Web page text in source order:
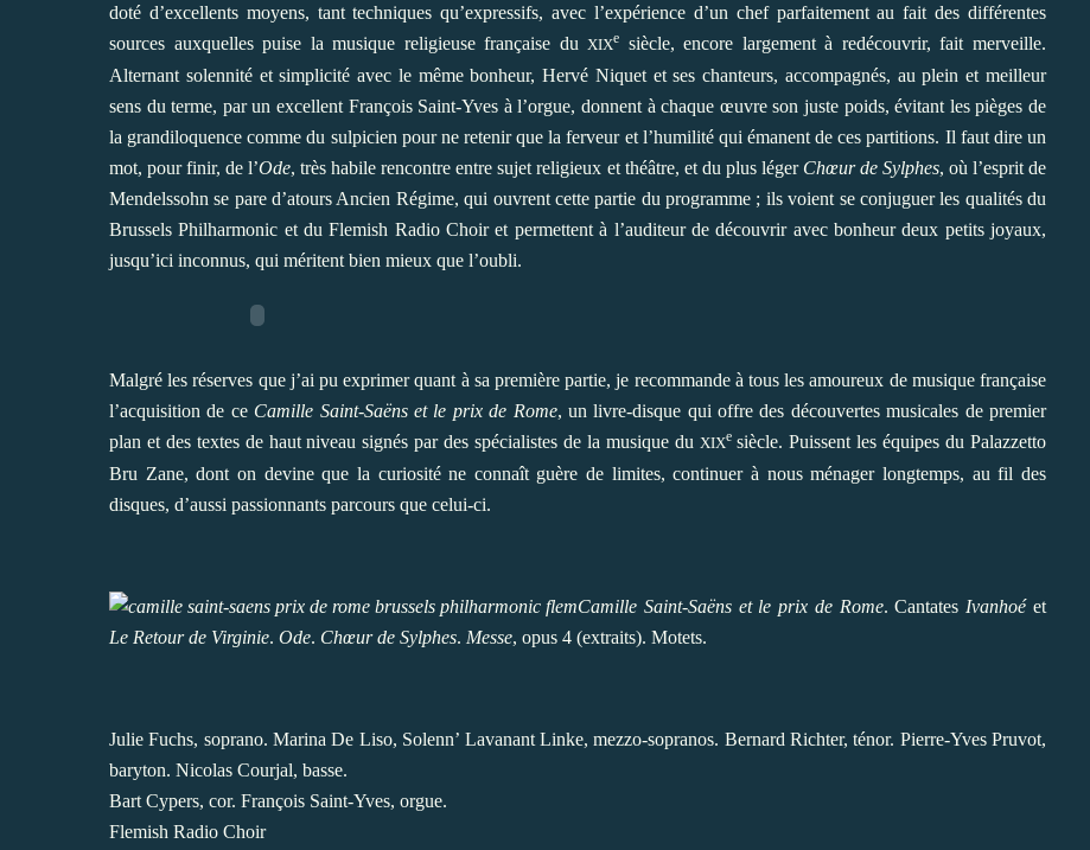
doté d’excellents moyens, tant techniques qu’expressifs, avec l’expérience d’un chef parfaitement au fait des différentes
sources auxquelles puise la musique religieuse française duXIXe siècle, encore largement à redécouvrir, fait merveille.
Alternant solennité et simplicité avec le même bonheur, Hervé Niquet et ses chanteurs, accompagnés, au plein et meilleur
sens du terme, par un excellent François Saint-Yves à l’orgue, donnent à chaque œuvre son juste poids, évitant les pièges de
la grandiloquence comme du sulpicien pour ne retenir que la ferveur et l’humilité qui émanent de ces partitions. Il faut dire un
mot, pour finir, de l’Ode, très habile rencontre entre sujet religieux et théâtre, et du plus léger Chœur de Sylphes, où l’esprit de
Mendelssohn se pare d’atours Ancien Régime, qui ouvrent cette partie du programme ; ils voient se conjuguer les qualités du
Brussels Philharmonic et du Flemish Radio Choir et permettent à l’auditeur de découvrir avec bonheur deux petits joyaux,
jusqu’ici inconnus, qui méritent bien mieux que l’oubli.
Malgré les réserves que j’ai pu exprimer quant à sa première partie, je recommande à tous les amoureux de musique française
l’acquisition de ce Camille Saint-Saëns et le prix de Rome, un livre-disque qui offre des découvertes musicales de premier
plan et des textes de haut niveau signés par des spécialistes de la musique du XIXesiècle. Puissent les équipes du Palazzetto
Bru Zane, dont on devine que la curiosité ne connaît guère de limites, continuer à nous ménager longtemps, au fil des
disques, d’aussi passionnants parcours que celui-ci.
Camille Saint-Saëns et le prix de Rome. Cantates Ivanhoéet
Le Retour de Virginie. Ode. Chœur de Sylphes. Messe, opus 4 (extraits). Motets.
Julie Fuchs, soprano. Marina De Liso, Solenn’ Lavanant Linke, mezzo-sopranos. Bernard Richter, ténor. Pierre-Yves Pruvot,
baryton. Nicolas Courjal, basse.
Bart Cypers, cor. François Saint-Yves, orgue.
Flemish Radio Choir